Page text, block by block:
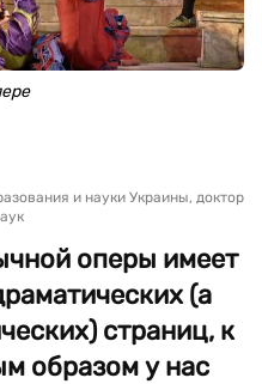
и науки Украины, доктор
оперы имеет
(а
страниц, к
образом у нас